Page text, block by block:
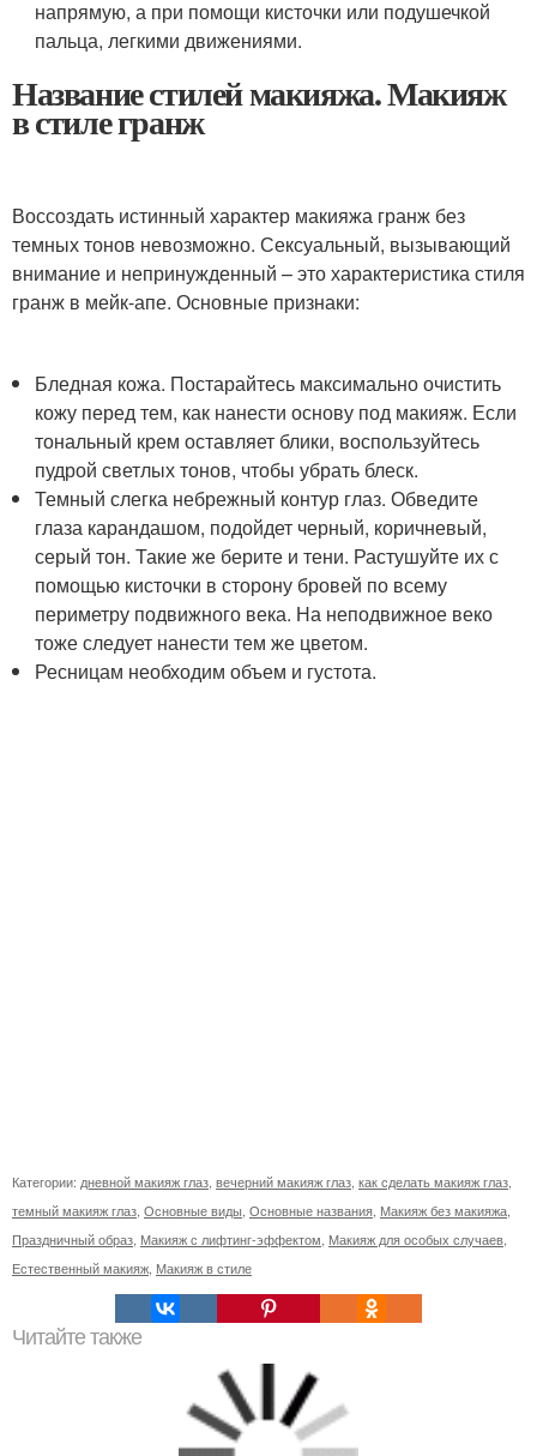
напрямую, а при помощи кисточки или подушечкой
пальца, легкими движениями.
Название стилей макияжа. Макияж
в стиле гранж
Воссоздать истинный характер макияжа гранж без
темных тонов невозможно. Сексуальный, вызывающий
внимание и непринужденный – это характеристика стиля
гранж в мейк-апе. Основные признаки:
Бледная кожа. Постарайтесь максимально очистить
кожу перед тем, как нанести основу под макияж. Если
тональный крем оставляет блики, воспользуйтесь
пудрой светлых тонов, чтобы убрать блеск.
Темный слегка небрежный контур глаз. Обведите
глаза карандашом, подойдет черный, коричневый,
серый тон. Такие же берите и тени. Растушуйте их с
помощью кисточки в сторону бровей по всему
периметру подвижного века. На неподвижное веко
тоже следует нанести тем же цветом.
Ресницам необходим объем и густота.
Категории: дневной макияж глаз вечерний макияж глаз как сделать макияж глаз
темный макияж глаз Основные виды Основные названия Макияж без макияжа
Праздничный образ Макияж с лифтинг-эффектом Макияж для особых случаев
Естественный макияж Макияж в стиле
Читайте также